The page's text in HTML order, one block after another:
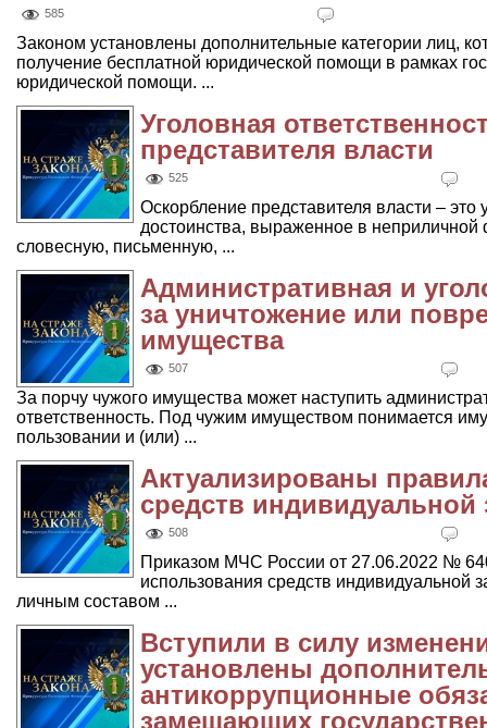
585
Законом установлены дополнительные категории лиц,
получение бесплатной юридической помощи в рамках
юридической помощи. ...
Уголовная
представителя власти
525
Оскорбление представителя власти –
достоинства, выраженное в
словесную, письменную, ...
Административная и
за уничтожение или
имущества
507
За порчу чужого имущества может наступить
ответственность. Под чужим имуществом понимается
пользовании и (или) ...
Актуализированы
средств
508
Приказом МЧС России от 27.06.2022 №
использования средств индивидуальной
личным составом ...
Вступили в силу
установлены
антикоррупционные
замещающих